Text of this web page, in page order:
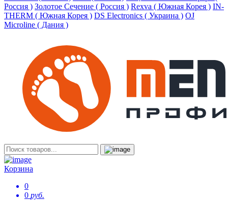
Россия ) Золотое Сечение ( Россия ) Rexva ( Южная Корея ) IN-
THERM ( Южная Корея ) DS Electronics ( Украина ) OJ
Microline ( Дания )
Корзина
0
0 руб.